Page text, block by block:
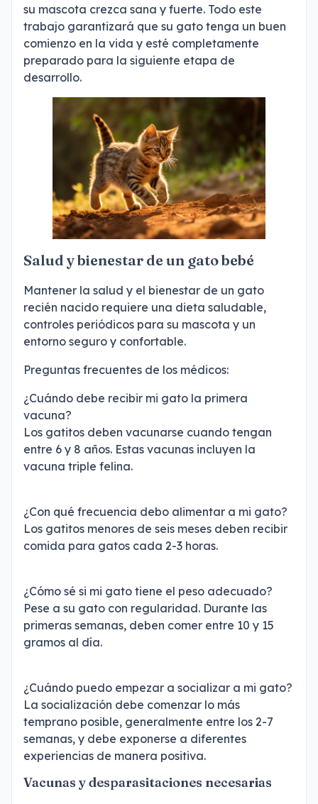
su mascota crezca sana y fuerte. Todo este
trabajo garantizará que su gato tenga un buen
comienzo en la vida y esté completamente
preparado para la siguiente etapa de
desarrollo.
Salud y bienestar de un gato bebé
Mantener la salud y el bienestar de un gato
recién nacido requiere una dieta saludable,
controles periódicos para su mascota y un
entorno seguro y confortable.
Preguntas frecuentes de los médicos:
¿Cuándo debe recibir mi gato la primera
vacuna?
Los gatitos deben vacunarse cuando tengan
entre 6 y 8 años. Estas vacunas incluyen la
vacuna triple felina.
¿Con qué frecuencia debo alimentar a mi gato?
Los gatitos menores de seis meses deben recibir
comida para gatos cada 2-3 horas.
¿Cómo sé si mi gato tiene el peso adecuado?
Pese a su gato con regularidad. Durante las
primeras semanas, deben comer entre 10 y 15
gramos al día.
¿Cuándo puedo empezar a socializar a mi gato?
La socialización debe comenzar lo más
temprano posible, generalmente entre los 2-7
semanas, y debe exponerse a diferentes
experiencias de manera positiva.
Vacunas y desparasitaciones necesarias